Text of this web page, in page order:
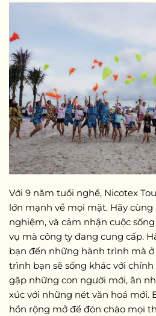
Với 9 năm tuổi nghề, Nicotex
lớn mạnh về mọi mặt. Hãy cùng
nghiệm, và cảm nhận cuộc
vụ mà công ty đang cung cấp.
bạn đến những hành trình mà ở
trình bạn sẽ sống khác với
gặp những con người mới, ăn
xúc với những nét văn hoá mới.
hồn rộng mở để đón chào mọi